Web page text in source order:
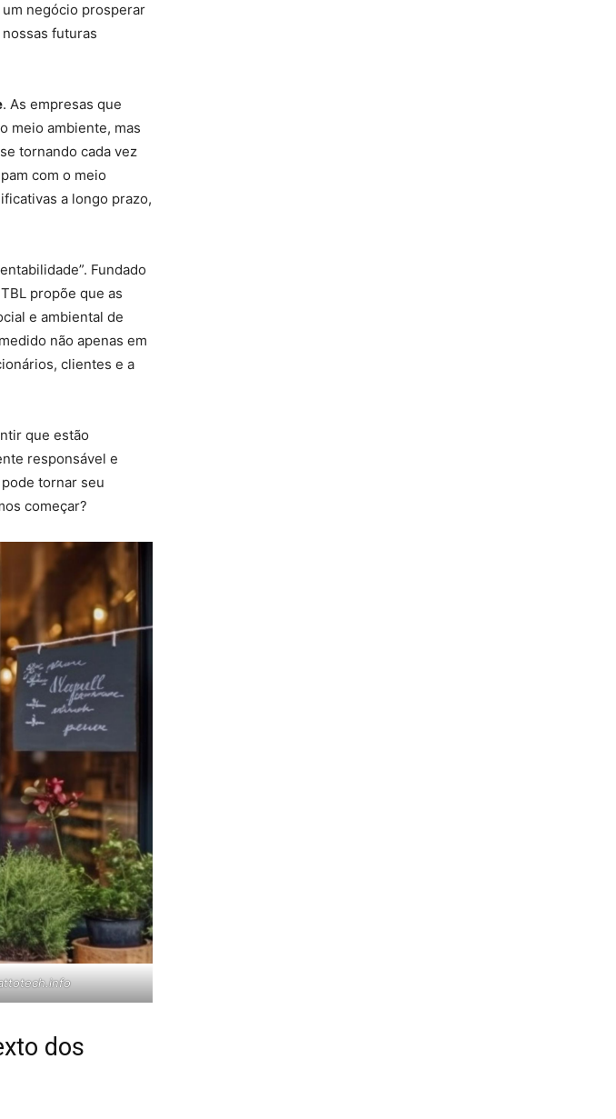
negócio prosperar
futuras
. As empresas que
meio ambiente, mas
tornando cada vez
com o meio
a longo prazo,
Fundado
propõe que as
e ambiental de
não apenas em
clientes e a
que estão
responsável e
tornar seu
começar?
dos